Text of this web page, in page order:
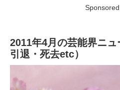
2011年4月の芸能界ニュ
引退・死去etc）